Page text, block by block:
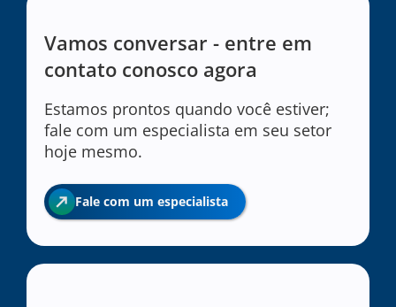
Vamos conversar - entre em
contato conosco agora
Estamos prontos quando você estiver;
fale com um especialista em seu setor
hoje mesmo.
Fale com um especialista